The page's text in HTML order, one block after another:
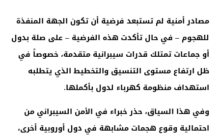
مصادر أمنية لم تستبعد فرضية أن تكون الجهة المنفذة
للهجوم – في حال تأكدت هذه الفرضية – على صلة بدول
أو جماعات تمتلك قدرات سيبرانية متقدمة، خصوصاً في
ظل ارتفاع مستوى التنسيق والتخطيط الذي يتطلبه
استهداف منظومة كهرباء لدول بأكملها.
وفي هذا السياق، حذر خبراء في الأمن السيبراني من
احتمالية وقوع هجمات مشابهة في دول أوروبية أخرى،